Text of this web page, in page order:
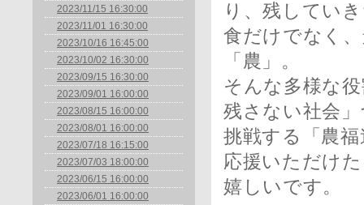
2023/11/15 16:30:00
2023/11/01 16:30:00
2023/10/16 16:45:00
2023/10/02 16:30:00
2023/09/15 16:30:00
2023/09/01 16:00:00
2023/08/15 16:00:00
2023/08/01 16:00:00
2023/07/18 16:15:00
2023/07/03 18:00:00
2023/06/15 16:00:00
2023/06/01 16:00:00
り、残してい
食だけでなく
「農」。
そんな多様な
残さない社会
挑戦する「農
応援いただけ
嬉しいです。